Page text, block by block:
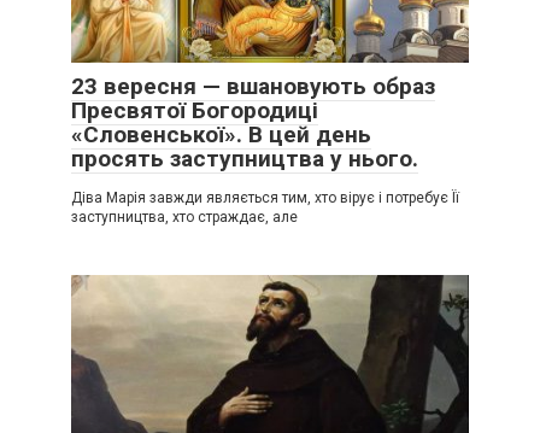
23 вересня — вшановують образ
Пресвятої Богородиці
«Словенської». В цей день
просять заступництва у нього.
Діва Марія завжди являється тим, хто вірує і потребує Її
заступництва, хто страждає, але